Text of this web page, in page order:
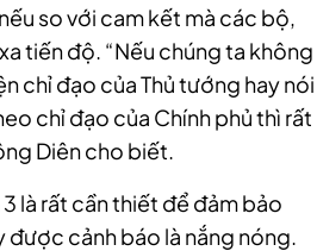
so với cam kết mà các bộ,
tiến độ. “Nếu chúng ta không
chỉ đạo của Thủ tướng hay nói
chỉ đạo của Chính phủ thì rất
Diên cho biết.
là rất cần thiết để đảm bảo
được cảnh báo là nắng nóng.